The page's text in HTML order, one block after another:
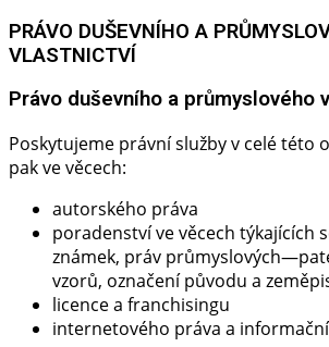
PRÁVO DUŠEVNÍHO A
VLASTNICTVÍ
Právo duševního a průmyslového
Poskytujeme právní služby v celé této
pak ve věcech:
autorského práva
poradenství ve věcech týkajících
známek, práv
vzorů, označení původu a
licence a franchisingu
internetového práva a